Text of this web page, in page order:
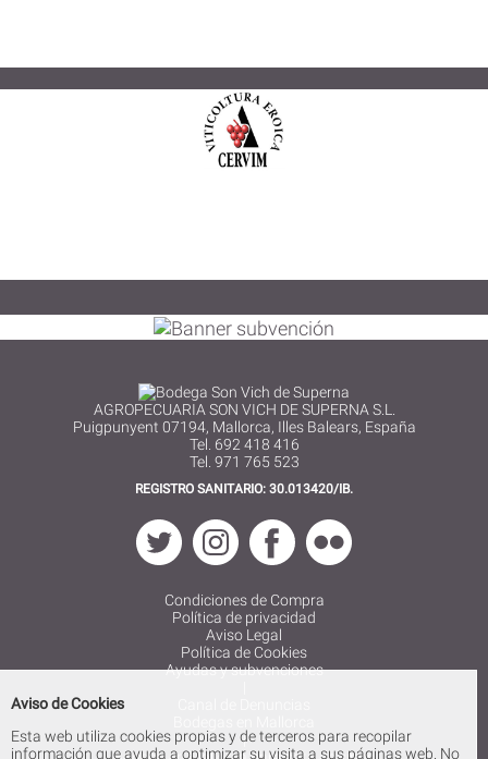
AGROPECUARIA SON VICH DE SUPERNA S.L.
Puigpunyent 07194, Mallorca, Illes Balears, España
Tel. 692 418 416
Tel. 971 765 523
REGISTRO SANITARIO: 30.013420/IB.
Condiciones de Compra
Política de privacidad
Aviso Legal
Política de Cookies
Ayudas y subvenciones
|
Aviso de Cookies
Esta web utiliza cookies propias y de terceros para recopilar
información que ayuda a optimizar su visita a sus páginas web. No